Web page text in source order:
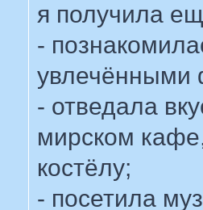
я получила
-
увлечёнными
- отведала
мирском
костёлу;
- посетила